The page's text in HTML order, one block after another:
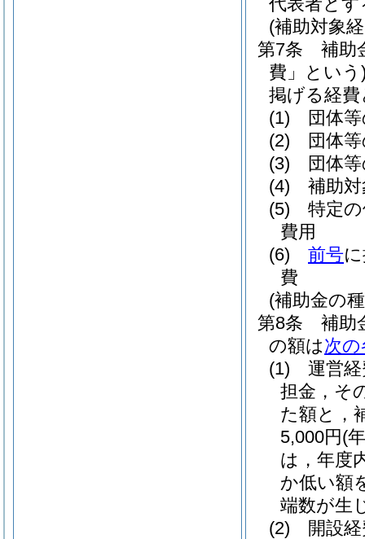
(補助対象
第7条
補助
費」という
掲げる経
(1)
団体
(2)
団体
(3)
団体
(4)
補助
(5)
特定
費用
(6)
前号
費
(補助金の
第8条
補助
の額は次
(1)
運営
担金，そ
た額と，
5,000円 (
は，年度
か低い額
端数が生
(2)
開設